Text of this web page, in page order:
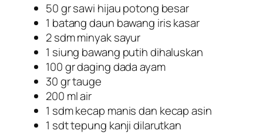
50 gr sawi hijau potong besar
1 batang daun bawang iris kasar
2 sdm minyak sayur
1 siung bawang putih dihaluskan
100 gr daging dada ayam
30 gr tauge
200 ml air
1 sdm kecap manis dan kecap asin
1 sdt tepung kanji dilarutkan